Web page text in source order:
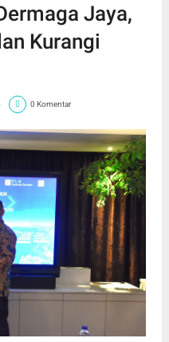
Jaya,
Kurangi
0 Komentar